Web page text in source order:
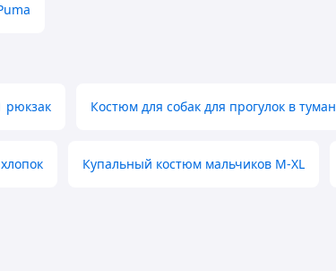
рюкзак Костюм для собак для прогулок в туман
Купальный костюм мальчиков M-XL